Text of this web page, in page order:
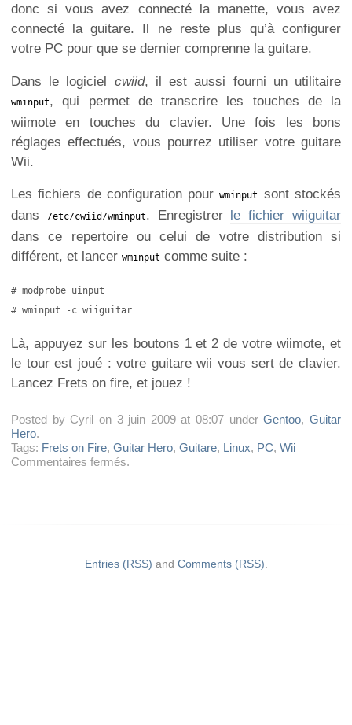
donc si vous avez connecté la manette, vous avez
connecté la guitare. Il ne reste plus qu’à configurer
votre PC pour que se dernier comprenne la guitare.
Dans le logiciel cwiid, il est aussi fourni un utilitaire
wminput, qui permet de transcrire les touches de la
wiimote en touches du clavier. Une fois les bons
réglages effectués, vous pourrez utiliser votre guitare
Wii.
Les fichiers de configuration pourwminput
sont stockés
dans
/etc/cwiid/wminput. Enregistrer
le fichier wiiguitar
dans ce repertoire ou celui de votre distribution si
différent, et lancer wminput comme suite :
# modprobe uinput
# wminput -c wiiguitar
Là, appuyez sur les boutons 1 et 2 de votre wiimote, et
le tour est joué : votre guitare wii vous sert de clavier.
Lancez Frets on fire, et jouez !
Posted by Cyril on 3 juin 2009 at 08:07 underGentoo,Guitar
Hero.
Tags: Frets on Fire, Guitar Hero, Guitare, Linux, PC, Wii
Commentaires fermés
Wii,
c’est
.
Entries (RSS) and Comments (RSS)